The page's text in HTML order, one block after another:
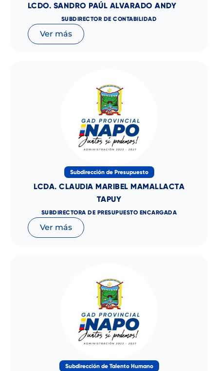
LCDO. SANDRO PAÚL ALVARADO ANDY
SUBDIRECTOR DE CONTABILIDAD
Ver más
Subdirección de Presupuesto
LCDA. CLAUDIA MARIBEL MAMALLACTA
TAPUY
SUBDIRECTORA DE PRESUPUESTO ENCARGADA
Ver más
Subdirección de Talento Humano